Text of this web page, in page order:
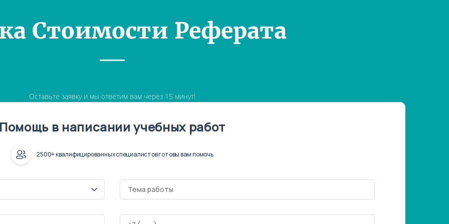
Стоимости Реферата
Оставьте заявку и мы ответим вам через 15 минут!
в написании учебных работ
2500+ квалифицированных специалистов готовы вам помочь